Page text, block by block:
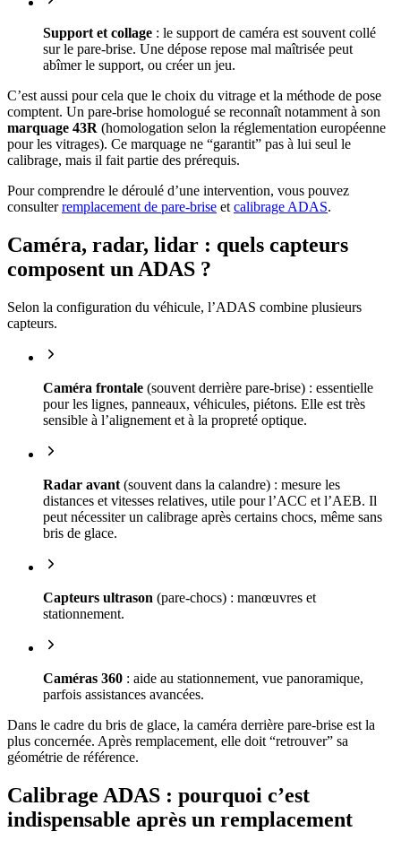
Support et collage : le support de caméra est souvent collé
sur le pare-brise. Une dépose repose mal maîtrisée peut
abîmer le support, ou créer un jeu.
C’est aussi pour cela que le choix du vitrage et la méthode de pose
comptent. Un pare-brise homologué se reconnaît notamment à son
marquage 43R (homologation selon la réglementation européenne
pour les vitrages). Ce marquage ne “garantit” pas à lui seul le
calibrage, mais il fait partie des prérequis.
Pour comprendre le déroulé d’une intervention, vous pouvez
consulterremplacement de pare-brise etcalibrage ADAS.
Caméra, radar, lidar : quels capteurs
composent un ADAS ?
Selon la configuration du véhicule, l’ADAS combine plusieurs
capteurs.
Caméra frontale (souvent derrière pare-brise) : essentielle
pour les lignes, panneaux, véhicules, piétons. Elle est très
sensible à l’alignement et à la propreté optique.
Radar avant (souvent dans la calandre) : mesure les
distances et vitesses relatives, utile pour l’ACC et l’AEB. Il
peut nécessiter un calibrage après certains chocs, même sans
bris de glace.
Capteurs ultrason (pare-chocs) : manœuvres et
stationnement.
Caméras 360 : aide au stationnement, vue panoramique,
parfois assistances avancées.
Dans le cadre du bris de glace, la caméra derrière pare-brise est la
plus concernée. Après remplacement, elle doit “retrouver” sa
géométrie de référence.
Calibrage ADAS : pourquoi c’est
indispensable après un remplacement